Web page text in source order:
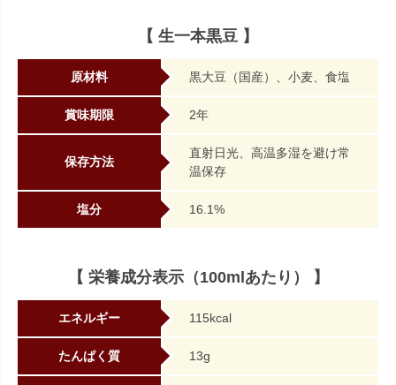
【 生一本黒豆 】
原材料 黒大豆（国産）、小麦、食塩
賞味期限 2年
保存方法
直射日光、高温多湿を避け常
温保存
塩分 16.1%
【 栄養成分表示（100mlあたり） 】
エネルギー 115kcal
たんぱく質 13g